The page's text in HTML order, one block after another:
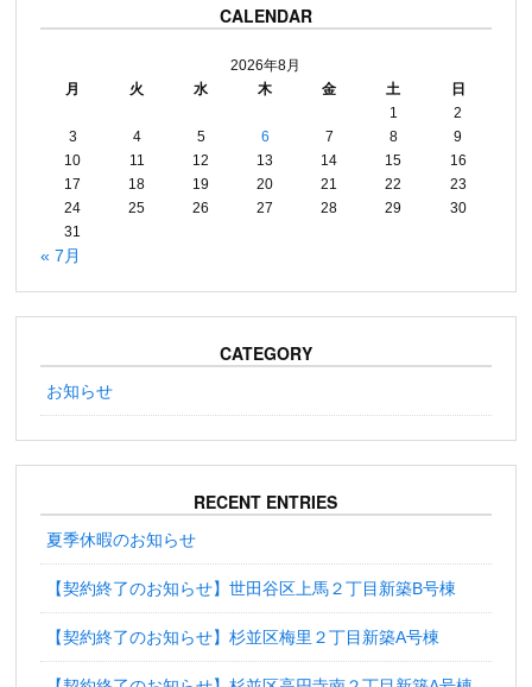
CALENDAR
2026年8月
月
火 水 木 金 土
日
1
2
3
4 5 6 7 8
9
10
11 12 13 14 15
16
17
18 19 20 21 22
23
24
25 26 27 28 29
30
31
« 7月
CATEGORY
お知らせ
RECENT ENTRIES
夏季休暇のお知らせ
【契約終了のお知らせ】世田谷区上馬２丁目新築B号棟
【契約終了のお知らせ】杉並区梅里２丁目新築A号棟